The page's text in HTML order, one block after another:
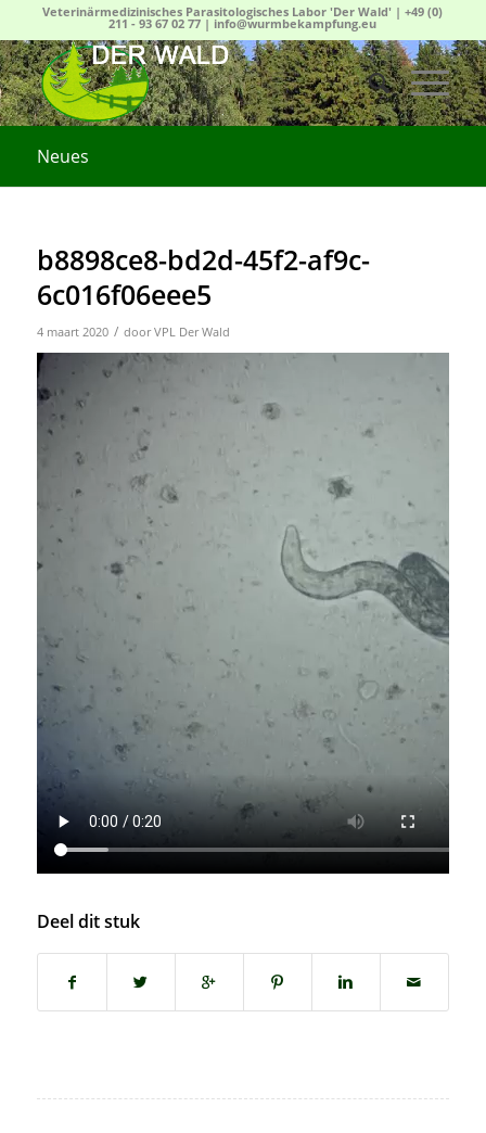
Veterinärmedizinisches Parasitologisches Labor 'Der Wald' |+49 (0)
211 - 93 67 02 77 | info@wurmbekampfung.eu
Neues
b8898ce8-bd2d-45f2-af9c-
6c016f06eee5
4 maart 2020 / doorVPL Der Wald
Deel dit stuk